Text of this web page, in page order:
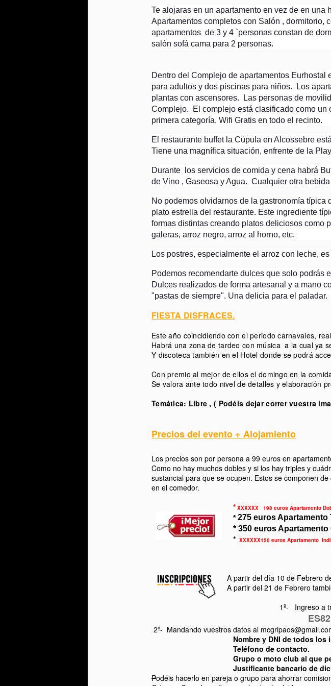
Te alojaras en un apartamento en vez de en
Apartamentos completos con Salón , dormitorio,
apartamentos de 3 y 4 `personas constan de
salón sofá cama para 2 personas.
Dentro del Complejo de apartamentos
para adultos y dos piscinas para niños. Los
plantas con ascensores. Las personas de
Complejo. El complejo está clasificado como un
primera categoría. Wifi Gratis en todo el recinto.
El restaurante buffet la Cúpula en Alcossebre
Tiene una magnífica situación, enfrente de la
Durante los servicios de comida y cena habrá
de Vino , Gaseosa y Agua. Cualquier otra
No podemos olvidarnos de la gastronomía típica
plato estrella del restaurante. Este ingrediente
formas distintas creando platos deliciosos como
galeras, arroz negro, arroz al horno, etc.
Los postres, especialmente el arroz con leche,
Podemos recomendarte dulces que solo podrás
Dulces realizados de forma artesanal y a mano
"pastas de siempre". Una delicia para el paladar.
FIESTA DISFRACES.
Este año coincidiendo con el periodo carnavales,
Habrá una zona de tardeo con música a la cual ya
Y discoteca también en el Hotel donde se podrá
Con premio al mejor de ellos el domingo en la
Se valora ante todo nivel de detalles y elaboración
Temática: Libre , ( Podéis dejar correr vuestra
Precios del evento + Alojamiento
Los precios son por persona a 99 euros en
Como no hay muchos dobles y si los hay triples y
sustancial para que se ocupen. Estos se componen
en el comedor.
* XXXXXX 198 euros Apartamento
*275 euros Apartamento
* 350 euros
* XXXXXX150 euros Apartamento
A partir del día 10 de Febrero
A partir del 21 de Febrero
1º- Ingreso a
2º- Mandando vuestros datos al
Nombre y DNI de todos los
Teléfono de contacto.
Grupo o moto club al que
Justificante bancario de
Podéis hacerlo en pareja o grupo para ahorrar
* CV245 hasta Vall de Almonacid.
y un prospero año
nuevo 2023
Sobre una moto no importa a qué
durante el camino en moto eres mi
serás mi amigo.
Os deseo que este año que viene
hemos vivido.
MAY
30
CONTINUANDO CON
TENEMOS LA
APR
13
Fotos de la 29ª
Pincha aqui para ver fotos
JAN
29
XXIX Ruta
!!!FOTOS DE LA 29 ¡¡¡¡
Ya esta aqui la:
HOTEL GOLF PLAYA 4* en el
02 y 03 de Abril del 2022.
30
Fotos de la 28ª Ruta
PINCHA AQUI PARA FOTOS
6
28ª Ruta Mototuristica a
FOTOS DE LA 28ª RUTA
Retomamos esta edicion,
pandemia que aun a dia de hoy
carga siempre con precaucion y
indiquen.
6y 7 de Noviembre del 2021
Bienvenidos a la :